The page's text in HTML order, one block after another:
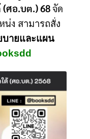
(ศอ.บต.)68จัด
น่ง สามารถสั่ง
บายและแผน